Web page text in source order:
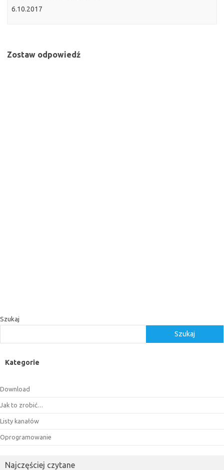
6.10.2017
Zostaw odpowiedź
Szukaj
Szukaj
Kategorie
Download
Jak to zrobić…
Listy kanałów
Oprogramowanie
Najczęściej czytane